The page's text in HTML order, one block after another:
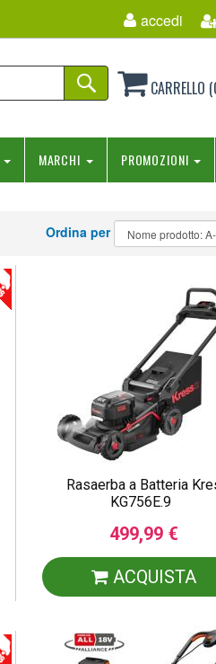
accedi
CARRELLO
MARCHI PROMOZIONI
Ordina per
Rasaerba a Batteria
KG756E.9
499,99 €
ACQUISTA